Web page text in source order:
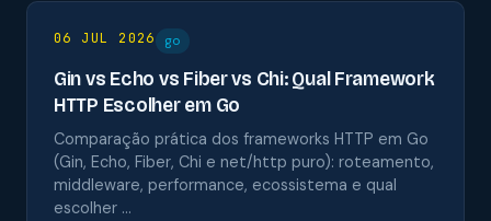
06 JUL 2026 go
Gin vs Echo vs Fiber vs Chi: Qual Framework
HTTP Escolher em Go
Comparação prática dos frameworks HTTP em Go
(Gin, Echo, Fiber, Chi e net/http puro): roteamento,
middleware, performance, ecossistema e qual
escolher …